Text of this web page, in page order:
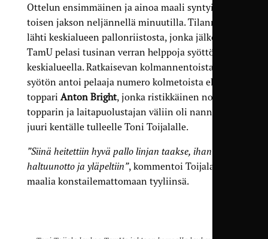
Ottelun ensimmäinen ja ainoa maali syntyi jo
toisen jakson neljännellä minuutilla. Tilanne
lähti keskialueen pallonriistosta, jonka jälkeen
TamU pelasi tusinan verran helppoja syöttöjä
keskialueella. Ratkaisevan kolmannentoista
syötön antoi pelaaja numero kolmetoista eli
toppari Anton Bright, jonka ristikkäinen nosto
topparin ja laitapuolustajan väliin oli nannaa
juuri kentälle tulleelle Toni Toijalalle.
”Siinä heitettiin hyvä pallo linjan taakse, ihan ok
haltuunotto ja yläpeltiin”, kommentoi Toijala
maalia konstailemattomaan tyyliinsä.